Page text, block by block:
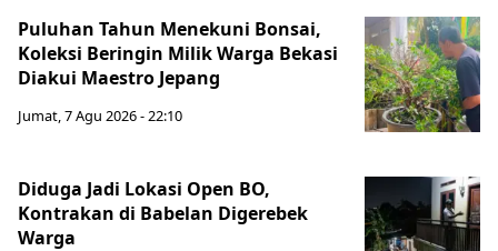
Puluhan Tahun Menekuni Bonsai,
Koleksi Beringin Milik Warga Bekasi
Diakui Maestro Jepang
Jumat, 7 Agu 2026 - 22:10
Diduga Jadi Lokasi Open BO,
Kontrakan di Babelan Digerebek
Warga